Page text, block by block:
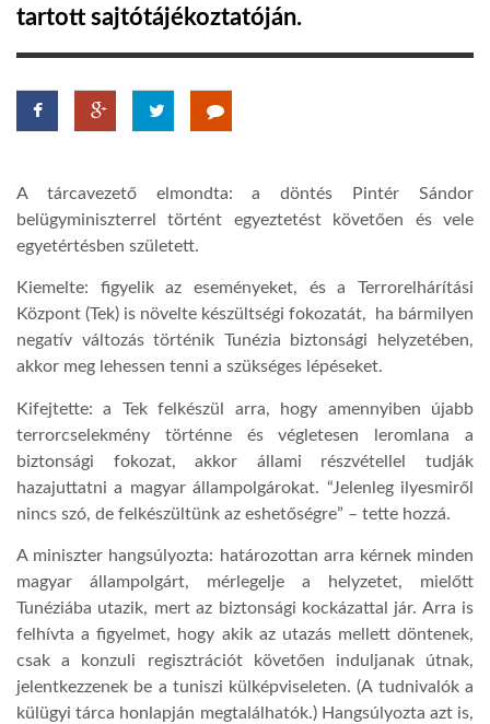
GLOBOTV
AFRIKA TUDÁSTÁR
A NAP SZÉPE
GLOBOZSARU
DOBRAVERO.HU
LATIMO.HU
GLOBOBOOK
tartott sajtótájékoztatóján.
A tárcavezető elmondta: a döntés Pintér Sándor
belügyminiszterrel történt egyeztetést követően és vele
egyetértésben született.
Kiemelte: figyelik az eseményeket, és a Terrorelhárítási
Központ (Tek) is növelte készültségi fokozatát, ha bármilyen
negatív változás történik Tunézia biztonsági helyzetében,
akkor meg lehessen tenni a szükséges lépéseket.
Kifejtette: a Tek felkészül arra, hogy amennyiben újabb
terrorcselekmény történne és végletesen leromlana a
biztonsági fokozat, akkor állami részvétellel tudják
hazajuttatni a magyar állampolgárokat. “Jelenleg ilyesmiről
nincs szó, de felkészültünk az eshetőségre” – tette hozzá.
A miniszter hangsúlyozta: határozottan arra kérnek minden
magyar állampolgárt, mérlegelje a helyzetet, mielőtt
Tunéziába utazik, mert az biztonsági kockázattal jár. Arra is
felhívta a figyelmet, hogy akik az utazás mellett döntenek,
csak a konzuli regisztrációt követően induljanak útnak,
jelentkezzenek be a tuniszi külképviseleten. (A tudnivalók a
külügyi tárca honlapján megtalálhatók.) Hangsúlyozta azt is,